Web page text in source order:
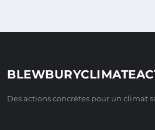
Des actions concrètes pour un climat